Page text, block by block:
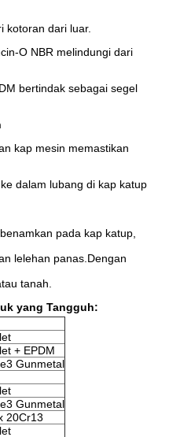
kotoran dari luar.
O NBR melindungi dari
bertindak sebagai segel
kap mesin memastikan
dalam lubang di kap katup
pada kap katup,
lelehan panas.Dengan
tanah.
yang Tangguh:
+ EPDM
Gunmetal
Gunmetal
20Cr13